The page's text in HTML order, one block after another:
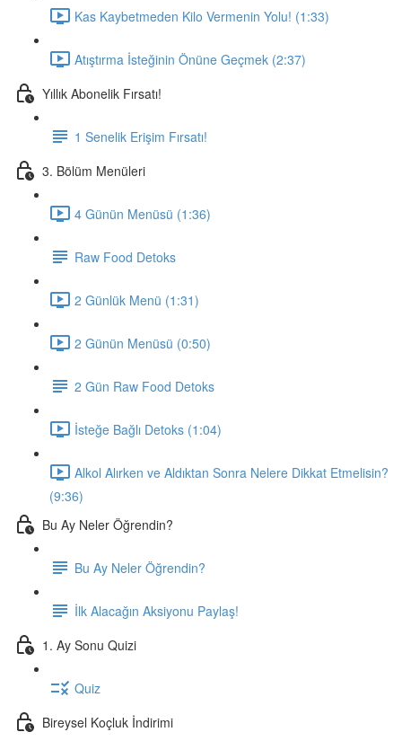
Kas Kaybetmeden Kilo Vermenin Yolu! (1:33)
Atıştırma İsteğinin Önüne Geçmek (2:37)
Yıllık Abonelik Fırsatı!
1 Senelik Erişim Fırsatı!
3. Bölüm Menüleri
4 Günün Menüsü (1:36)
Raw Food Detoks
2 Günlük Menü (1:31)
2 Günün Menüsü (0:50)
2 Gün Raw Food Detoks
İsteğe Bağlı Detoks (1:04)
Alkol Alırken ve Aldıktan Sonra Nelere Dikkat Etmelisin?
(9:36)
Bu Ay Neler Öğrendin?
Bu Ay Neler Öğrendin?
İlk Alacağın Aksiyonu Paylaş!
1. Ay Sonu Quizi
Quiz
Bireysel Koçluk İndirimi